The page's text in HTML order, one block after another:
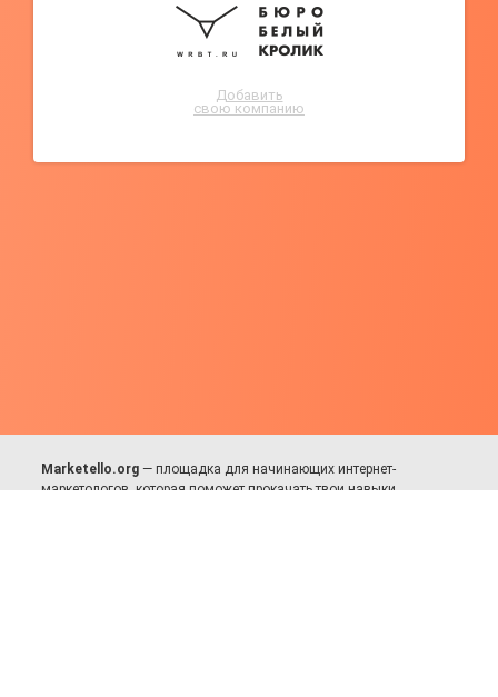
Добавить
свою компанию
Marketello.org — площадка для начинающих интернет-
маркетологов, которая поможет прокачать твои навыки.